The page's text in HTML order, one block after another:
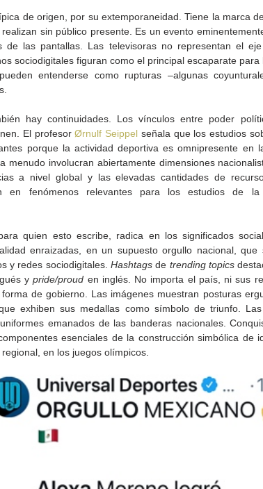
de origen, por su extemporaneidad. Tiene la marca
sin público presente. Es un evento
de las pantallas. Las televisoras no representan el
sociodigitales figuran como el principal escaparate para
entenderse como rupturas –algunas
hay continuidades. Los vínculos entre poder
El profesor Ørnulf Seippel señala que los estudios
porque la actividad deportiva es omnipresente en
menudo involucran abiertamente dimensiones
a nivel global y las elevadas cantidades de
en fenómenos relevantes para los estudios de
quien esto escribe, radica en los significados
enraizadas, en un supuesto orgullo nacional, que
y redes sociodigitales. Hashtags de trending topics
y pride/proud en inglés. No importa el país, ni sus
de gobierno. Las imágenes muestran posturas
exhiben sus medallas como símbolo de triunfo.
emanados de las banderas nacionales.
esenciales de la construcción simbólica de
en los juegos olímpicos.
de la Feria de Arte
'Sinergia'
tantas'
de Baja